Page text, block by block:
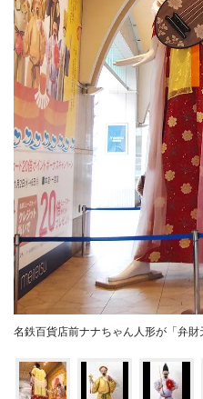
名鉄百貨店前ナナちゃん人形が「弁財